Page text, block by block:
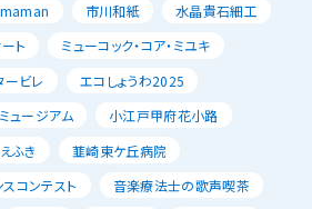
市川和紙
水晶貴石細工
ト
ミューコック・コア・ミユキ
ービレ
エコしょうわ2025
ュージアム
小江戸甲府花小路
ふき
韮崎東ケ丘病院
コンテスト
音楽療法士の歌声喫茶